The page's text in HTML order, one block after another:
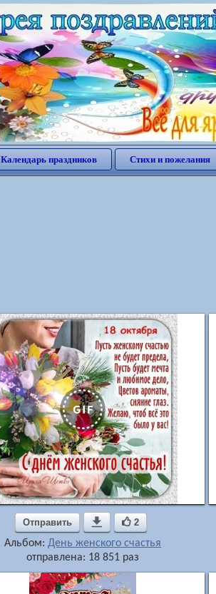
Календарь праздников Стихи и пожелания
Отправить  2
Альбом: День женского счастья
отправлена: 18 851 раз